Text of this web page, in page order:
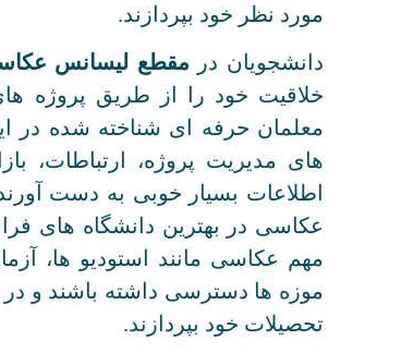
مورد نظر خود بپردازند.
دانشجویان در مقطع لیسانس
خلاقیت خود را از طریق
معلمان حرفه ای شناخته شده در
های مدیریت پروژه، ارتباطات،
اطلاعات بسیار خوبی به دست
عکاسی در بهترین دانشگاه های
مهم عکاسی مانند استودیو ها،
موزه ها دسترسی داشته باشند و
تحصیلات خود بپردازند.